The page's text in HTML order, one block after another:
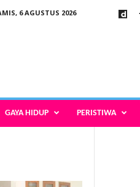
6 AGUSTUS 2026
GAYA HIDUP PERISTIWA